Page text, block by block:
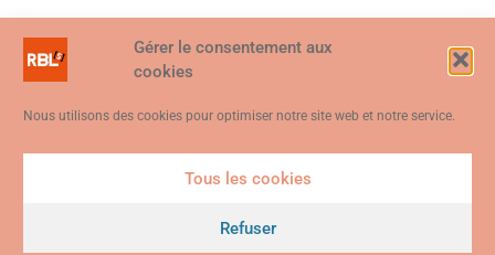
Gérer le consentement aux
cookies
Nous utilisons des cookies pour optimiser notre site web et notre service.
Tous les cookies
Refuser
vous consentez à ce que des cookies soient utilisés. Visitez notre